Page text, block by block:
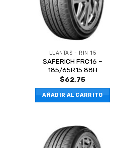
LLANTAS - RIN 15
SAFERICH FRC16 –
185/65R15 88H
$62,75
AÑADIR AL CARRITO